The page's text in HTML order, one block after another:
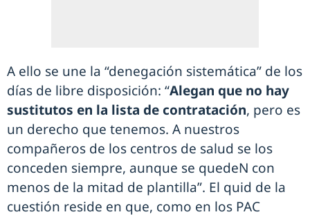
A ello se une la “denegación sistemática” de los
días de libre disposición: “Alegan que no hay
sustitutos en la lista de contratación, pero es
un derecho que tenemos. A nuestros
compañeros de los centros de salud se los
conceden siempre, aunque se quedeN con
menos de la mitad de plantilla”. El quid de la
cuestión reside en que, como en los PAC